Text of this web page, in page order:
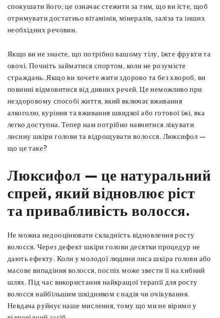
спокушати його; це означає стежити за тим, що ви їсте, щоб
отримувати достатньо вітамінів, мінералів, заліза та інших
необхідних речовин.
Якщо ви не знаєте, що потрібно вашому тілу, їжте фрукти та
овочі. Почніть займатися спортом, коли не розумієте
страждань. Якщо ви хочете жити здорово та без хвороб, ви
повинні відмовитися від дивних речей. Це неможливо при
нездоровому способі життя, який включає вживання
алкоголю, куріння та вживання швидкої або готової їжі, яка
легко доступна. Тепер нам потрібно навчитися лікувати
лисину шкіри голови та відрощувати волосся. Люксифол —
що це таке?
Люксифол — це натуральний
спрей, який відновлює ріст
та привабливість волосся.
Не можна недооцінювати складність відновлення росту
волосся. Через дефект шкіри голови десятки процедур не
дають ефекту. Коли у молодої людини лиса шкіра голови або
масове випадіння волосся, поспіх може звести її на хибний
шлях. Під час використання найкращої терапії для росту
волосся найбільшим шкідником є ​​надія чи очікування.
Невдача руйнує наше мислення, тому що ми не віримо у